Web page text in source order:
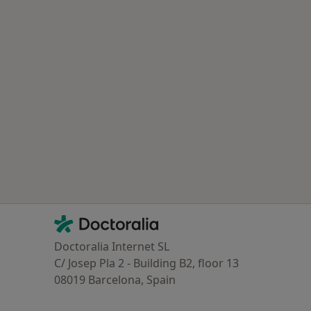
Contacto
Doctoralia - Página de inicio
Doctoralia Internet SL
C/ Josep Pla 2 - Building B2, floor 13
08019 Barcelona, Spain